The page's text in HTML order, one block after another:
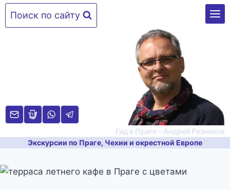
Перейти
Поиск по сайту
Гид в Праге – Андрей Резников
Экскурсии по Праге, Чехии и окрестной Европе